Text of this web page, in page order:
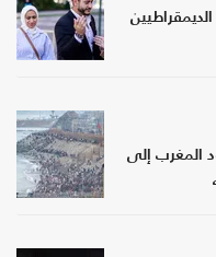
المغرب إلى